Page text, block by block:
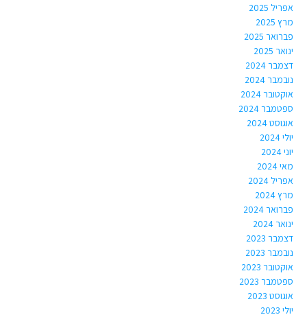
אפריל 2025
מרץ 2025
פברואר 2025
ינואר 2025
דצמבר 2024
נובמבר 2024
אוקטובר 2024
ספטמבר 2024
אוגוסט 2024
יולי 2024
יוני 2024
מאי 2024
אפריל 2024
מרץ 2024
פברואר 2024
ינואר 2024
דצמבר 2023
נובמבר 2023
אוקטובר 2023
ספטמבר 2023
אוגוסט 2023
יולי 2023